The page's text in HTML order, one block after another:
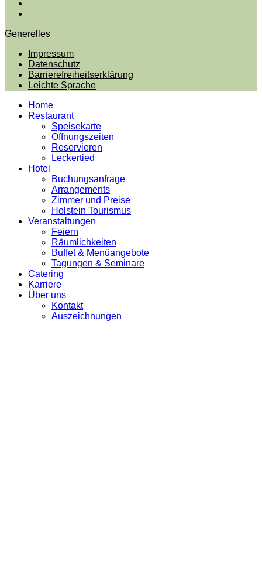
Generelles
Impressum
Datenschutz
Barrierefreiheitserklärung
Leichte Sprache
Home
Restaurant
Speisekarte
Öffnungszeiten
Reservieren
Leckertied
Hotel
Buchungsanfrage
Arrangements
Zimmer und Preise
Holstein Tourismus
Veranstaltungen
Feiern
Räumlichkeiten
Buffet & Menüangebote
Tagungen & Seminare
Catering
Karriere
Über uns
Kontakt
Auszeichnungen